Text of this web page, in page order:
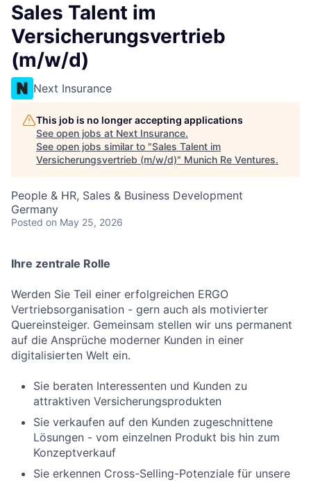
Sales Talent im
Versicherungsvertrieb
(m/w/d)
Next Insurance
This job is no longer accepting applications
See open jobs at Next Insurance.
See open jobs similar to "Sales Talent im
Versicherungsvertrieb (m/w/d)" Munich Re Ventures.
People & HR, Sales & Business Development
Germany
Posted on May 25, 2026
Ihre zentrale Rolle
Werden Sie Teil einer erfolgreichen ERGO
Vertriebsorganisation - gern auch als motivierter
Quereinsteiger. Gemeinsam stellen wir uns permanent
auf die Ansprüche moderner Kunden in einer
digitalisierten Welt ein.
Sie beraten Interessenten und Kunden zu
attraktiven Versicherungsprodukten
Sie verkaufen auf den Kunden zugeschnittene
Lösungen - vom einzelnen Produkt bis hin zum
Konzeptverkauf
Sie erkennen Cross-Selling-Potenziale für unsere